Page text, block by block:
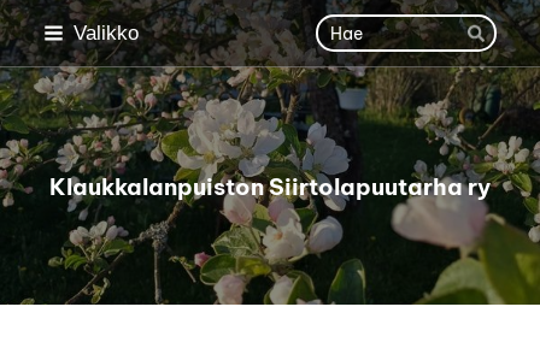
Siirry
sivun
sisältöön
Valikko Haku
Hae
Klaukkalanpuiston Siirtolapuutarha ry